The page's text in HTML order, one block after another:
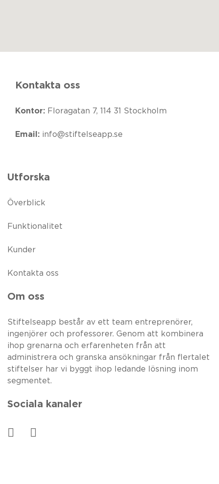
Kontakta oss
Kontor: Floragatan 7, 114 31 Stockholm
Email: info@stiftelseapp.se
Utforska
Överblick
Funktionalitet
Kunder
Kontakta oss
Om oss
Stiftelseapp består av ett team entreprenörer,
ingenjörer och professorer. Genom att kombinera
ihop grenarna och erfarenheten från att
administrera och granska ansökningar från flertalet
stiftelser har vi byggt ihop ledande lösning inom
segmentet.
Sociala kanaler